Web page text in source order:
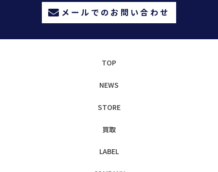
メールでのお問い合わせ
TOP
NEWS
STORE
買取
LABEL